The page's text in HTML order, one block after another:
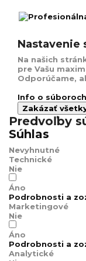
Nastavenie
Na našich
pre Vašu
Odporúčame,
Info o
Zakázať
Predvoľby
Súhlas
Nevyhnutné
Technické
Nie
Áno
Podrobnosti a
Marketingové
Nie
Áno
Podrobnosti a
Analytické